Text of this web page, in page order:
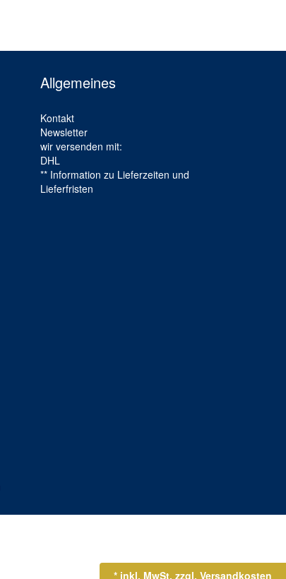
Allgemeines
Kontakt
Newsletter
wir versenden mit:
DHL
** Information zu Lieferzeiten und
Lieferfristen
* inkl. MwSt. zzgl. Versandkosten